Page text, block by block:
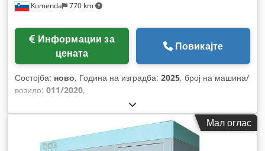
Komenda 770 km
цената
Повикајте
Состојба: ново, Година на изградба: 2025, број на машина/
возило: 011/2020,
Мал оглас